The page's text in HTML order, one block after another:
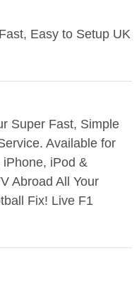
Easy to Setup UK
Super Fast, Simple
Available for
iPod &
Abroad All Your
Fix! Live F1